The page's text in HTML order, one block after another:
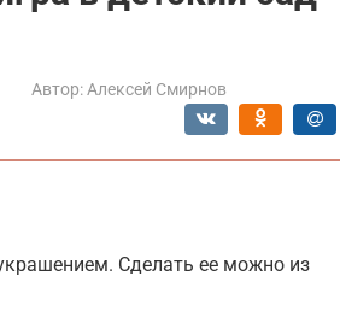
Автор: Алексей Смирнов
Сделать ее можно из